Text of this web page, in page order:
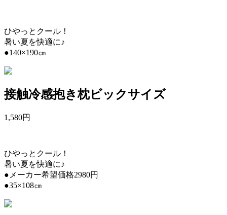
ひやっとクール！
暑い夏を快適に♪
●140×190㎝
接触冷感抱き枕ビックサイズ
1,580円
ひやっとクール！
暑い夏を快適に♪
●メーカー希望価格2980円
●35×108㎝